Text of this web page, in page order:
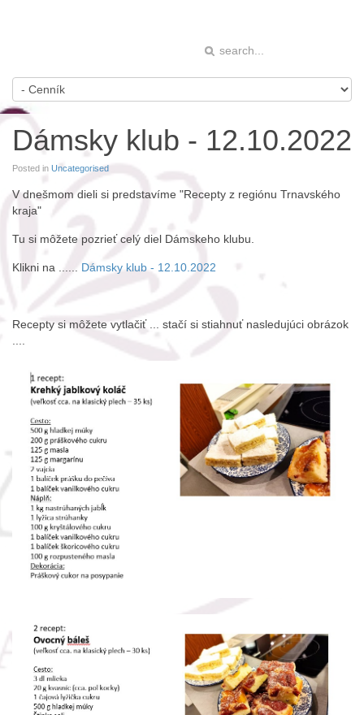
Dámsky klub - 12.10.2022
Posted in Uncategorised
V dnešmom dieli si predstavíme "Recepty z regiónu Trnavského
kraja"
Tu si môžete pozrieť celý diel Dámskeho klubu.
Klikni na ...... Dámsky klub - 12.10.2022
Recepty si môžete vytlačiť ... stačí si stiahnuť nasledujúci obrázok